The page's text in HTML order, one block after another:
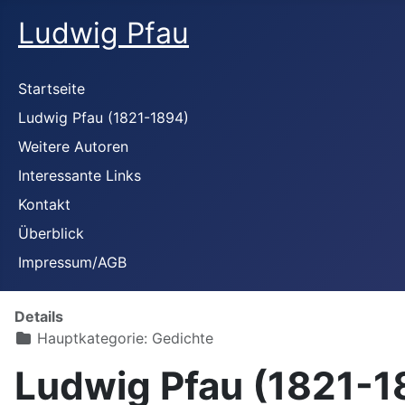
Ludwig Pfau
Startseite
Ludwig Pfau (1821-1894)
Weitere Autoren
Interessante Links
Kontakt
Überblick
Impressum/AGB
Details
Hauptkategorie: Gedichte
Ludwig Pfau (1821-